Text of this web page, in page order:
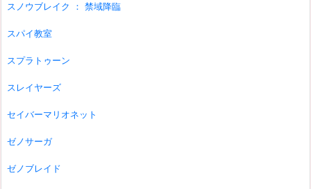
スノウブレイク ： 禁域降臨
スパイ教室
スプラトゥーン
スレイヤーズ
セイバーマリオネット
ゼノサーガ
ゼノブレイド